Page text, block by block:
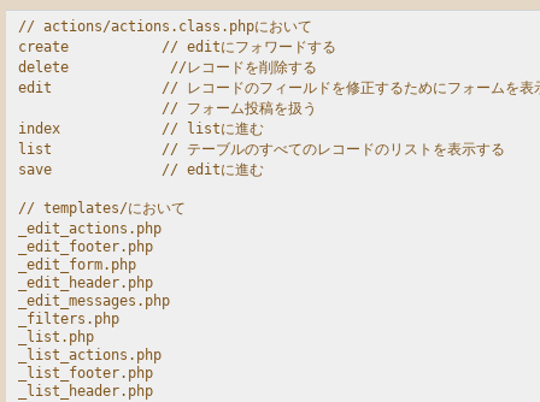
// actions/actions.class.phpにおいて
create           // editにフォワードする
delete            //レコードを削除する
edit             // レコードのフィールドを修正するためにフォームを表
                 // フォーム投稿を扱う
index            // listに進む
list             // テーブルのすべてのレコードのリストを表示する
save             // editに進む
// templates/において
_edit_actions.php
_edit_footer.php
_edit_form.php
_edit_header.php
_edit_messages.php
_filters.php
_list.php
_list_actions.php
_list_footer.php
_list_header.php